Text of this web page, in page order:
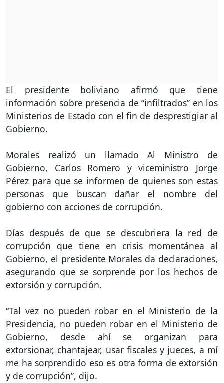
El presidente boliviano afirmó que tiene
información sobre presencia de “infiltrados” en los
Ministerios de Estado con el fin de desprestigiar al
Gobierno.
Morales realizó un llamado Al Ministro de
Gobierno, Carlos Romero y viceministro Jorge
Pérez para que se informen de quienes son estas
personas que buscan dañar el nombre del
gobierno con acciones de corrupción.
Días después de que se descubriera la red de
corrupción que tiene en crisis momentánea al
Gobierno, el presidente Morales da declaraciones,
asegurando que se sorprende por los hechos de
extorsión y corrupción.
“Tal vez no pueden robar en el Ministerio de la
Presidencia, no pueden robar en el Ministerio de
Gobierno, desde ahí se organizan para
extorsionar, chantajear, usar fiscales y jueces, a mí
me ha sorprendido eso es otra forma de extorsión
y de corrupción”, dijo.